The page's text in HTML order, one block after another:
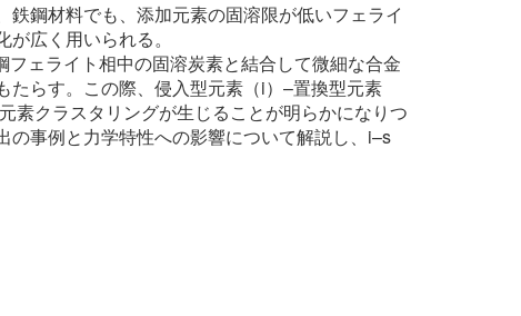
鋼材料でも、添加元素の固溶限が低いフェライ
広く用いられる。
ェライト相中の固溶炭素と結合して微細な合金
らす。この際、侵入型元素（i）–置換型元素
素クラスタリングが生じることが明らかになりつ
事例と力学特性への影響について解説し、i–s